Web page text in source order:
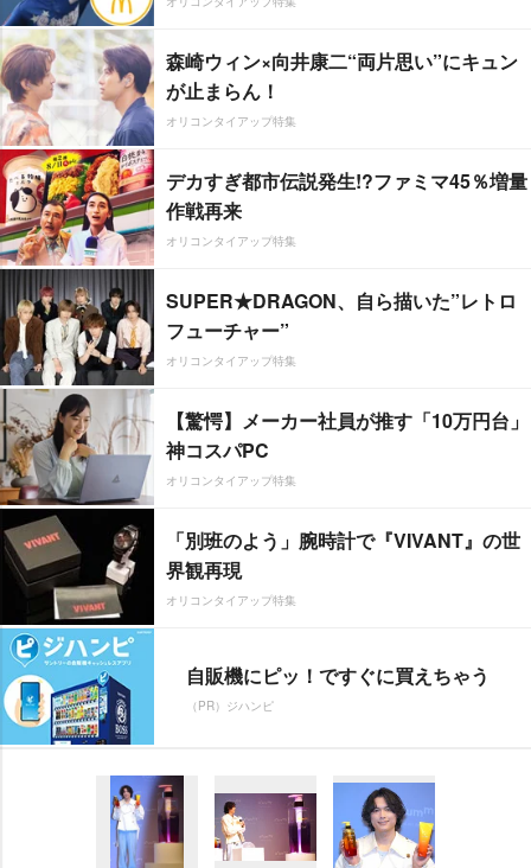
森崎ウィン×向井康二“両片思い”にキュン
が止まらん！
オリコンタイアップ特集
デカすぎ都市伝説発生!?ファミマ45％増量
作戦再来
オリコンタイアップ特集
SUPER★DRAGON、自ら描いた”レトロ
フューチャー”
オリコンタイアップ特集
【驚愕】メーカー社員が推す「10万円台」
神コスパPC
オリコンタイアップ特集
「別班のよう」腕時計で『VIVANT』の世
界観再現
オリコンタイアップ特集
自販機にピッ！ですぐに買えちゃう
（PR）ジハンピ